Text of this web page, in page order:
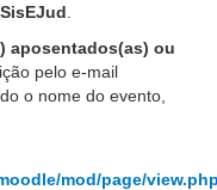
SisEJud
aposentados(as) ou
pelo e-mail
o nome do evento,
mod/page/